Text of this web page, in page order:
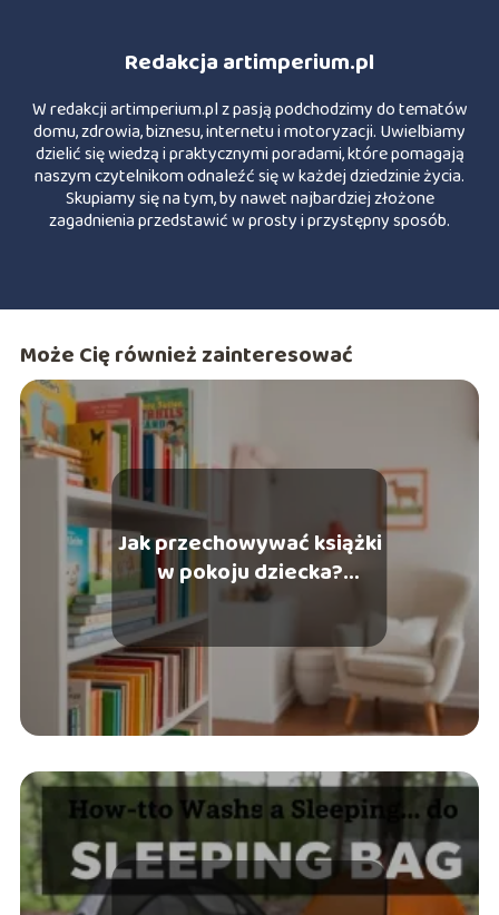
Redakcja artimperium.pl
W redakcji artimperium.pl z pasją podchodzimy do tematów
domu, zdrowia, biznesu, internetu i motoryzacji. Uwielbiamy
dzielić się wiedzą i praktycznymi poradami, które pomagają
naszym czytelnikom odnaleźć się w każdej dziedzinie życia.
Skupiamy się na tym, by nawet najbardziej złożone
zagadnienia przedstawić w prosty i przystępny sposób.
Może Cię również zainteresować
Jak przechowywać książki
w pokoju dziecka?
Sprawdź nasze pomysły!